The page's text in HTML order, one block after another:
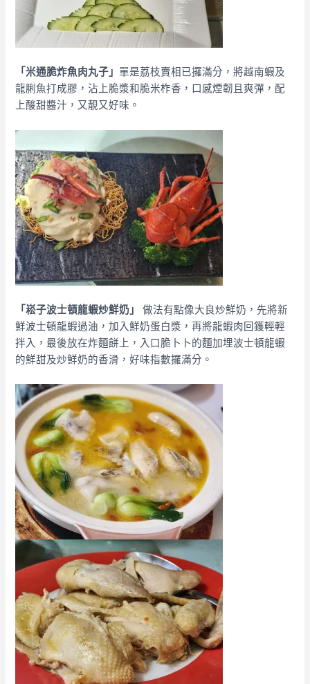
「米通脆炸魚肉丸子」單是荔枝賣相已攞滿分，將越南蝦及
龍脷魚打成膠，沾上脆漿和脆米柞香，口感煙韌且爽彈，配
上酸甜醬汁，又靚又好味。
「崧子波士頓龍蝦炒鮮奶」
做法有點像大良炒鮮奶，先將新
鮮波士頓龍蝦過油，加入鮮奶蛋白漿，再將龍蝦肉回鑊輕輕
拌入，最後放在炸麵餅上，入口脆卜卜的麵加埋波士頓龍蝦
的鮮甜及炒鮮奶的香滑，好味指數攞滿分。